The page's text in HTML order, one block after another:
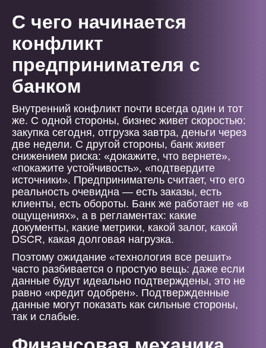
С чего начинается
конфликт
предпринимателя с
банком
Внутренний конфликт почти всегда один и тот
же. С одной стороны, бизнес живет скоростью:
закупка сегодня, отгрузка завтра, деньги через
две недели. С другой стороны, банк живет
снижением риска: «докажите, что вернете»,
«покажите устойчивость», «подтвердите
источники». Предприниматель считает, что его
реальность очевидна — есть заказы, есть
клиенты, есть обороты. Банк же работает не «в
ощущениях», а в регламентах: какие
документы, какие метрики, какой залог, какой
DSCR, какая долговая нагрузка.
Поэтому ожидание «технология все решит»
часто разбивается о простую вещь: даже если
данные будут идеально подтверждены, это не
равно «кредит одобрен». Подтвержденные
данные могут показать как сильные стороны,
так и слабые.